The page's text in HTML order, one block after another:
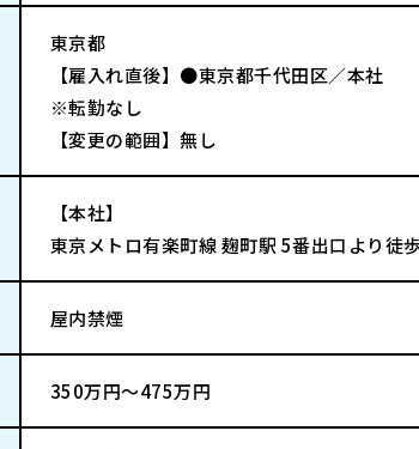
東京都
【雇入れ直後】●東京都千代田区／本社
※転勤なし
【変更の範囲】無し
【本社】
東京メトロ有楽町線 麹町駅 5番出口より徒
屋内禁煙
350万円～475万円